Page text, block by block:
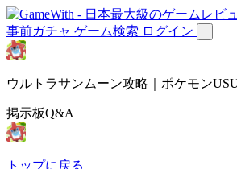
事前ガチャ ゲーム検索 ログイン
ウルトラサンムーン攻略｜ポケモン
掲示板Q&A
トップに戻る